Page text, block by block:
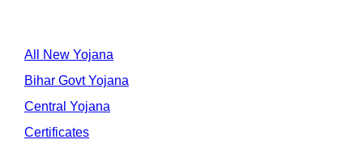
All New Yojana
Bihar Govt Yojana
Central Yojana
Certificates